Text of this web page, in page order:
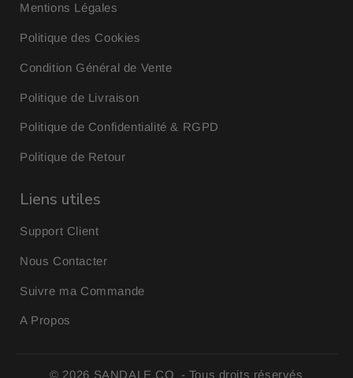
Mentions Légales
Politique des Cookies
Condition Général de Vente
Politique de Livraison
Politique de Confidentialité & RGPD
Politique de Retour
Liens utiles
Support Client
Nous Contacter
Suivre ma Commande
A Propos
© 2026 SANDALE.CO - Tous droits réservés